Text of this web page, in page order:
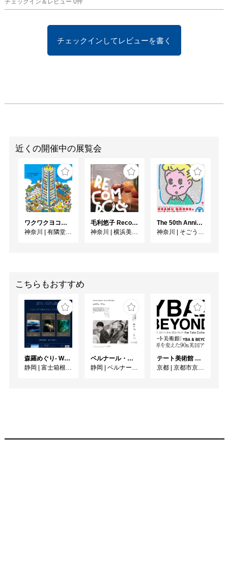
チェックイン＆レビュー 0件
チェックインしてレビューを書く
近くの開催中の展覧会
ワクワクヨコハマ
神奈川
有隣堂GALLERY
毛利悠子 Recompose ー 第60回ヴェネチア・ビエンナーレ日本館帰国展
神奈川
横浜美術館
The 50th Anniversary OSAMU GOODS 展
神奈川
そごう美術館
こちらもおすすめ
森羅めぐり- Wandering in Shinra -
静岡
富士箱根カントリークラブ
ベルナール・ビュフェと写真 ーカメラがとらえたビュフェとその時代、そして21 世紀へ
静岡
ベルナール・ビュフェ美術館
テート美術館 ― YBA & BEYOND 世界を変えた90s英国アート
京都
京都市京セラ美術館